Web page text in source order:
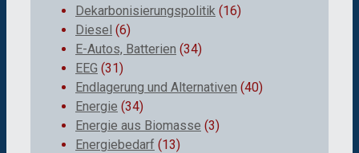
Dekarbonisierungspolitik (16)
Diesel (6)
E-Autos, Batterien (34)
EEG (31)
Endlagerung und Alternativen (40)
Energie (34)
Energie aus Biomasse (3)
Energiebedarf (13)